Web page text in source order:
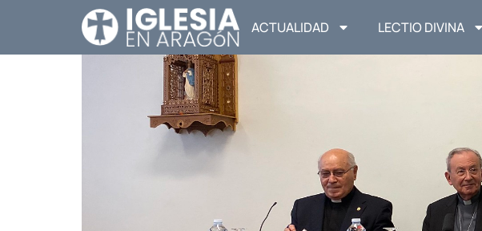
ACTUALIDAD LECTIO DIVINA